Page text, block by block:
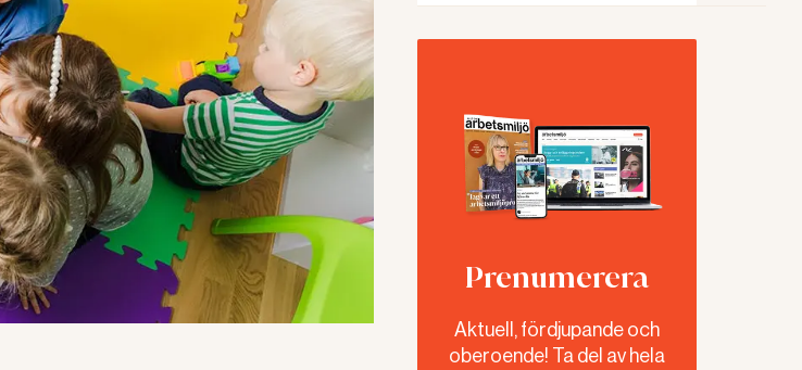
Prenumerera
Aktuell, fördjupande och
oberoende! Ta del av hela